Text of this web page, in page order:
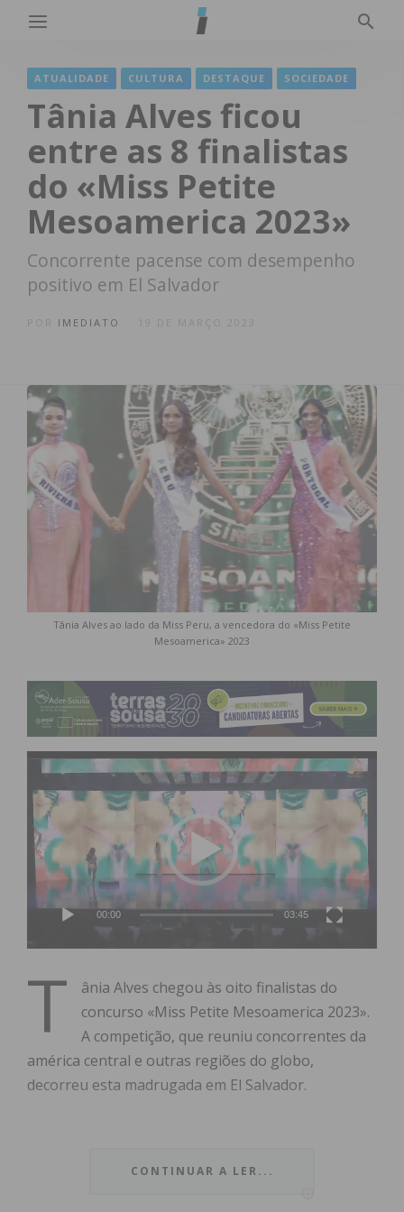
ATUALIDADE CULTURA DESTAQUE SOCIEDADE
Tânia Alves ficou
entre as 8 finalistas
do «Miss Petite
Mesoamerica 2023»
Concorrente pacense com desempenho
positivo em El Salvador
IMEDIATO 19 DE MARÇO 2023
Tânia Alves ao lado da Miss Peru, a vencedora do «Miss Petite
Mesoamerica» 2023
Reprodutor
de
vídeo
00:00 03:45
T
ânia Alves chegou às oito finalistas do
concurso «Miss Petite Mesoamerica 2023».
A competição, que reuniu concorrentes da
américa central e outras regiões do globo,
decorreu esta madrugada em El Salvador.
A jovem pacense, de 21 anos, participou na
CONTINUAR A LER...